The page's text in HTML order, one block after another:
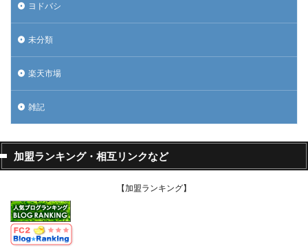
ヨドバシ
未分類
楽天市場
雑記
加盟ランキング・相互リンクなど
【加盟ランキング】